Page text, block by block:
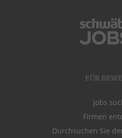
FÜR
Jobs
Firmen
Durchsuchen Sie